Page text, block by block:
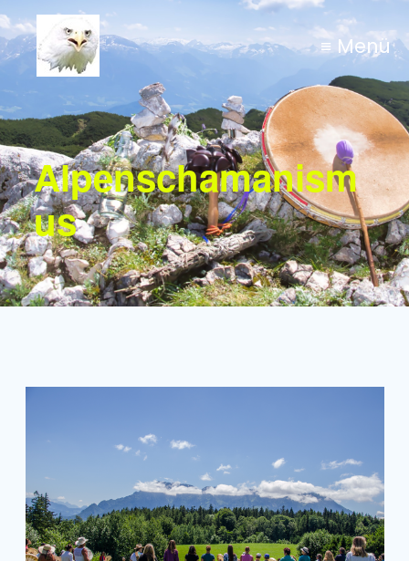
≡ Menü
Alpenschamanism
us